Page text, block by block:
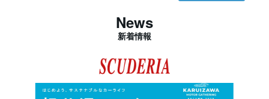
News
新着情報